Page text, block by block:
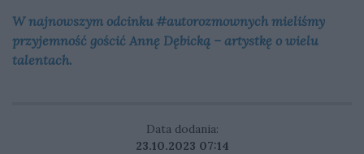
W najnowszym odcinku #autorozmownych mieliśmy
przyjemność gościć Annę Dębicką – artystkę o wielu
talentach.
Data dodania:
23.10.2023 07:14